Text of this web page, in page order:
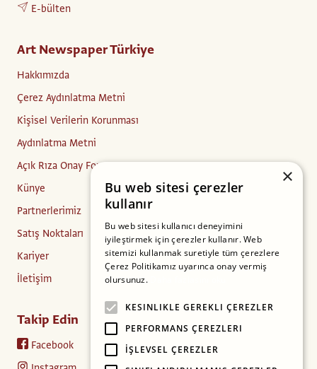
E-bülten
Art Newspaper Türkiye
Hakkımızda
Çerez Aydınlatma Metni
Kişisel Verilerin Korunması
Aydınlatma Metni
Açık Rıza Onay Formu
Künye
Partnerlerimiz
Satış Noktaları
Kariyer
İletişim
Takip Edin
Facebook
×
Bu web sitesi çerezler
kullanır
Bu web sitesi kullanıcı deneyimini
iyileştirmek için çerezler kullanır. Web
sitemizi kullanmak suretiyle tüm çerezlere
Çerez Politikamız uyarınca onay vermiş
olursunuz.
KESINLIKLE GEREKLI ÇEREZLER
PERFORMANS ÇEREZLERI
İŞLEVSEL ÇEREZLER